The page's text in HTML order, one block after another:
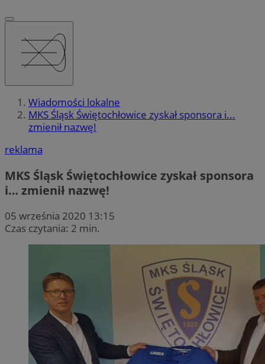
Wiadomości lokalne
MKS Śląsk Świętochłowice zyskał sponsora i...
zmienił nazwę!
reklama
MKS Śląsk Świętochłowice zyskał sponsora
i… zmienił nazwę!
05 września 2020 13:15
Czas czytania: 2 min.